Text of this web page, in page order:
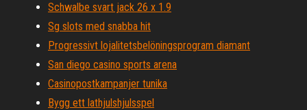
Schwalbe svart jack 26 x 1.9
Sg slots med snabba hit
Progressivt lojalitetsbelöningsprogram diamant
San diego casino sports arena
Casinopostkampanjer tunika
Bygg ett lathjulshjulsspel